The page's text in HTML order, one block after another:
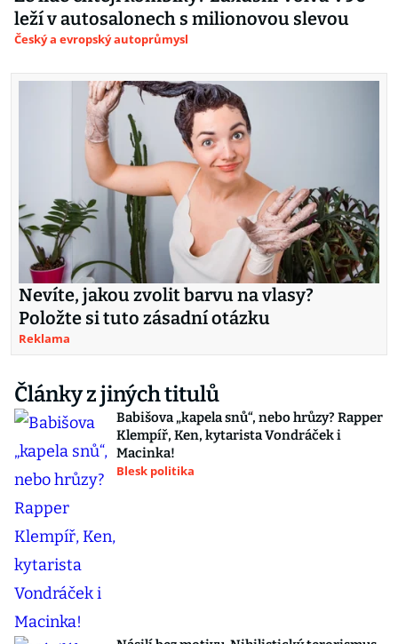
leží v autosalonech s milionovou slevou
Český a evropský autoprůmysl
Nevíte, jakou zvolit barvu na vlasy?
Položte si tuto zásadní otázku
Reklama
Články z jiných titulů
Babišova „kapela snů“, nebo hrůzy? Rapper
Klempíř, Ken, kytarista Vondráček i
Macinka!
Blesk politika